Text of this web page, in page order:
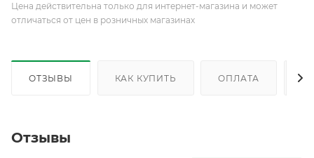
Цена действительна только для интернет-магазина и может
отличаться от цен в розничных магазинах
ОТЗЫВЫ КАК КУПИТЬ ОПЛАТА
Отзывы